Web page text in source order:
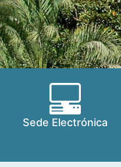
Sede Electrónica